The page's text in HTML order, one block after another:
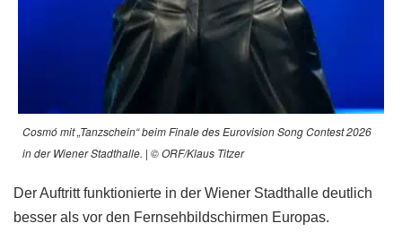
Cosmó mit „Tanzschein“ beim Finale des Eurovision Song Contest 2026
in der Wiener Stadthalle. | © ORF/Klaus Titzer
Der Auftritt funktionierte in der Wiener Stadthalle deutlich
besser als vor den Fernsehbildschirmen Europas.